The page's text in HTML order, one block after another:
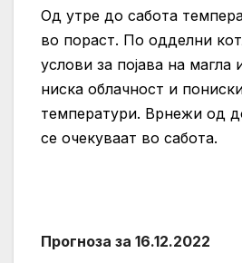
Од утре до сабота
во пораст. По одделни
услови за појава на магла
ниска облачност и
температури. Врнежи од
се очекуваат во сабота.
Прогноза за 16.12.2022